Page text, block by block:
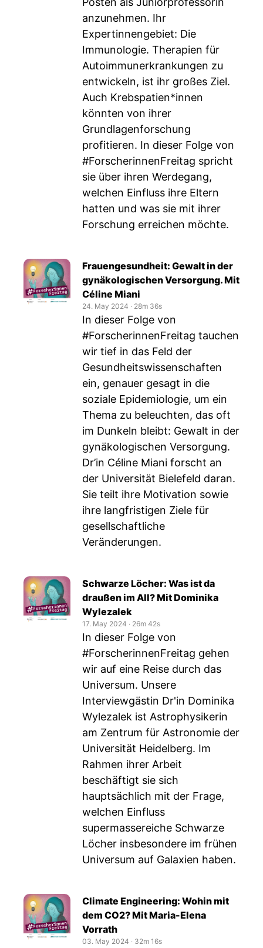
anzunehmen. Ihr
Expertinnengebiet: Die
Immunologie. Therapien für
Autoimmunerkrankungen zu
entwickeln, ist ihr großes Ziel.
Auch Krebspatien*innen
könnten von ihrer
Grundlagenforschung
profitieren. In dieser Folge von
#ForscherinnenFreitag spricht
sie über ihren Werdegang,
welchen Einfluss ihre Eltern
hatten und was sie mit ihrer
Forschung erreichen möchte.
Frauengesundheit: Gewalt in der
gynäkologischen Versorgung. Mit
Céline Miani
24. May 2024 ‧ 28m 36s
In dieser Folge von
#ForscherinnenFreitag tauchen
wir tief in das Feld der
Gesundheitswissenschaften
ein, genauer gesagt in die
soziale Epidemiologie, um ein
Thema zu beleuchten, das oft
im Dunkeln bleibt: Gewalt in der
gynäkologischen Versorgung.
Dr’in Céline Miani forscht an
der Universität Bielefeld daran.
Sie teilt ihre Motivation sowie
ihre langfristigen Ziele für
gesellschaftliche
Veränderungen.
Schwarze Löcher: Was ist da
draußen im All? Mit Dominika
Wylezalek
17. May 2024 ‧ 26m 42s
In dieser Folge von
#ForscherinnenFreitag gehen
wir auf eine Reise durch das
Universum. Unsere
Interviewgästin Dr'in Dominika
Wylezalek ist Astrophysikerin
am Zentrum für Astronomie der
Universität Heidelberg. Im
Rahmen ihrer Arbeit
beschäftigt sie sich
hauptsächlich mit der Frage,
welchen Einfluss
supermassereiche Schwarze
Löcher insbesondere im frühen
Universum auf Galaxien haben.
Climate Engineering: Wohin mit
dem CO2? Mit Maria-Elena
Vorrath
03. May 2024 ‧ 32m 16s